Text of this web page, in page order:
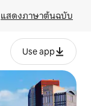
แสดงภาษาต้นฉบับ
Use app